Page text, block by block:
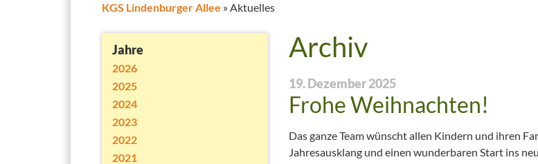
Team
Unsere Klassen
Schulpflegschaft
Eltern-ABC
Feste
Leitbild
Aus der Geschichte der LAUnsere Kirchengemeinde
Unsere sozialen Projekte
Außerschulische Lernorte
KGS Lindenburger Allee »Aktuelles
Jahre
2026
2025
2024
2023
2022
2021
Archiv
19. Dezember 2025
Frohe Weihnachten!
Das ganze Team wünscht allen Kindern und ihren
Jahresausklang und einen wunderbaren Start ins